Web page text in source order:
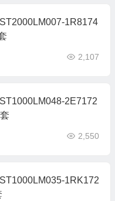
1R8174
2,107
2E7172
2,550
1RK172